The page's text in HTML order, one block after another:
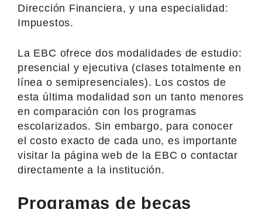
Dirección Financiera, y una especialidad:
Impuestos.
La EBC ofrece dos modalidades de estudio:
presencial y ejecutiva (clases totalmente en
línea o semipresenciales). Los costos de
esta última modalidad son un tanto menores
en comparación con los programas
escolarizados. Sin embargo, para conocer
el costo exacto de cada uno, es importante
visitar la página web de la EBC o contactar
directamente a la institución.
Programas de becas